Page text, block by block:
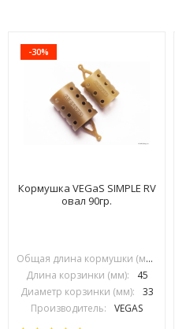
-30%
Кормушка VEGaS SIMPLE RV
овал 90гр.
Общая длина кормушки (мм):
Длина корзинки (мм):
45
Диаметр корзинки (мм):
33
Производитель:
VEGAS